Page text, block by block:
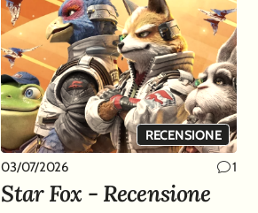
RECENSIONE
03/07/2026 1
Star Fox - Recensione